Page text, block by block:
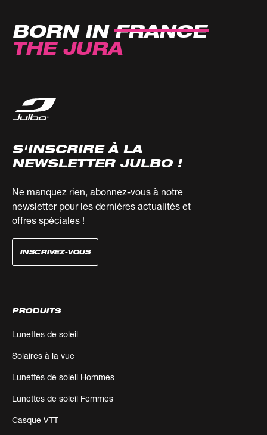
BORN IN FRANCE
THE JURA
S'INSCRIRE À LA
NEWSLETTER JULBO !
Ne manquez rien, abonnez-vous à notre
newsletter pour les dernières actualités et
offres spéciales !
INSCRIVEZ-VOUS
PRODUITS
Lunettes de soleil
Solaires à la vue
Lunettes de soleil Hommes
Lunettes de soleil Femmes
Casque VTT